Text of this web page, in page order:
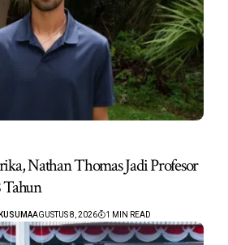
Nathan Thomas Jadi Profesor
Tahun
AGUSTUS 8, 2026 1 MIN READ